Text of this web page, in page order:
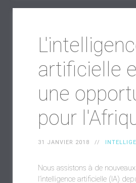
artificielle
une
pour
31 JANVIER 2018
Nous assistons à de
l’intelligence artificielle (IA)